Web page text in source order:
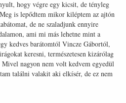
hogy végre egy kicsit, de tényleg
is lepődtem mikor kiléptem az ajtón
de ne szaladjunk ennyire
ami mi más lehetne mint a
kedves barátomtól Vincze Gábortól,
keresni, természetesen kizárólag
nagyon nem volt kedvem egyedül
találni valakit aki elkísér, de ez nem